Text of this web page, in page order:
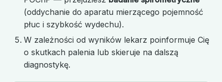
(oddychanie do aparatu mierzącego pojemność
płuc i szybkość wydechu).
W zależności od wyników lekarz poinformuje Cię
o skutkach palenia lub skieruje na dalszą
diagnostykę.